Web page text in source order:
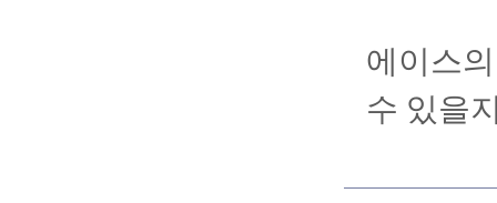
에이스
수 있을